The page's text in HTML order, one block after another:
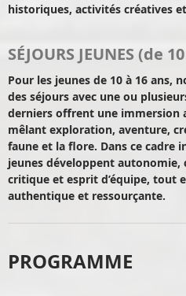
historiques, activités créatives
SÉJOURS JEUNES (de
Pour les jeunes de 10 à 16 ans,
des séjours avec une ou
derniers offrent une immersion
mêlant exploration, aventure,
faune et la flore. Dans ce cadre
jeunes développent
critique et esprit d’équipe, tout
authentique et ressourçante.
PROGRAMME